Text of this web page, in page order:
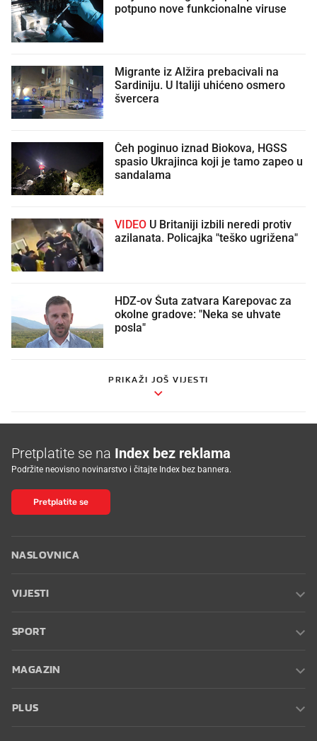
potpuno nove funkcionalne viruse
Migrante iz Alžira prebacivali na
Sardiniju. U Italiji uhićeno osmero
švercera
Čeh poginuo iznad Biokova, HGSS
spasio Ukrajinca koji je tamo zapeo u
sandalama
VIDEO
azilanata. Policajka "teško ugrižena"
HDZ-ov Šuta zatvara Karepovac za
okolne gradove: "Neka se uhvate
posla"
PRIKAŽI JOŠ VIJESTI
Pretplatite se na Index bez reklama
Podržite neovisno novinarstvo i čitajte Index bez bannera.
Pretplatite se
NASLOVNICA
VIJESTI
SPORT
MAGAZIN
PLUS